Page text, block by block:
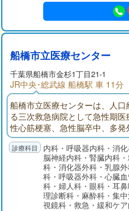
船橋市立医療センター
千葉県船橋市金杉1丁目21-1
JR中央･総武線 船橋駅 車 11分
船橋市立医療センターは、人
る三次救急病院として急性期
性心筋梗塞、急性脳卒中、多
ど超急性期治療が必要な疾患
の一貫した診療を提供してい
濃い医療サービス、さらには
病床、そして在宅療養に向け
行できるよう取り組んでいます
内科・呼吸器内科・消
脳神経内科・腎臓内科
科・消化器外科・乳腺
科・呼吸器外科・心臓
科・婦人科・眼科・耳
理診断科・麻酔科・集
視鏡科・救急・緩和ケ